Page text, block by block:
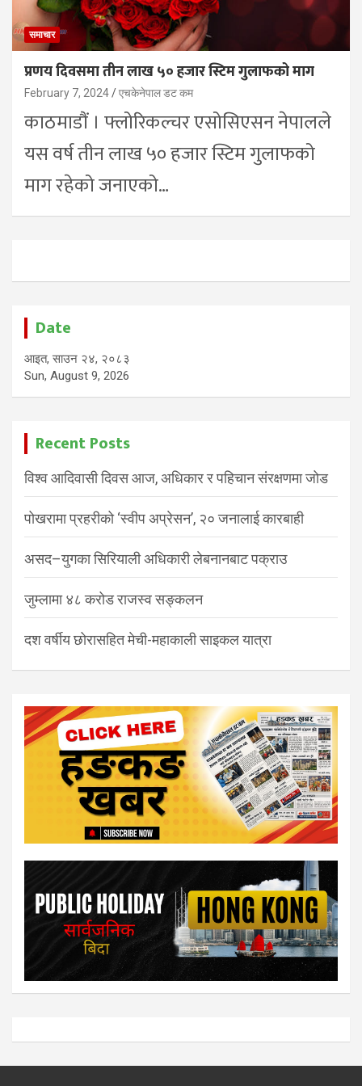
समाचार
प्रणय दिवसमा तीन लाख ५० हजार स्टिम गुलाफको माग
February 7, 2024 एचकेनेपाल डट कम
काठमाडौं । फ्लोरिकल्चर एसोसिएसन नेपालले
यस वर्ष तीन लाख ५० हजार स्टिम गुलाफको
माग रहेको जनाएको…
Date
आइत, साउन २४, २०८३
Sun, August 9, 2026
Recent Posts
विश्व आदिवासी दिवस आज, अधिकार र पहिचान संरक्षणमा जोड
पोखरामा प्रहरीको ‘स्वीप अप्रेसन’, २० जनालाई कारबाही
असद–युगका सिरियाली अधिकारी लेबनानबाट पक्राउ
जुम्लामा ४८ करोड राजस्व सङ्कलन
दश वर्षीय छोरासहित मेची-महाकाली साइकल यात्रा